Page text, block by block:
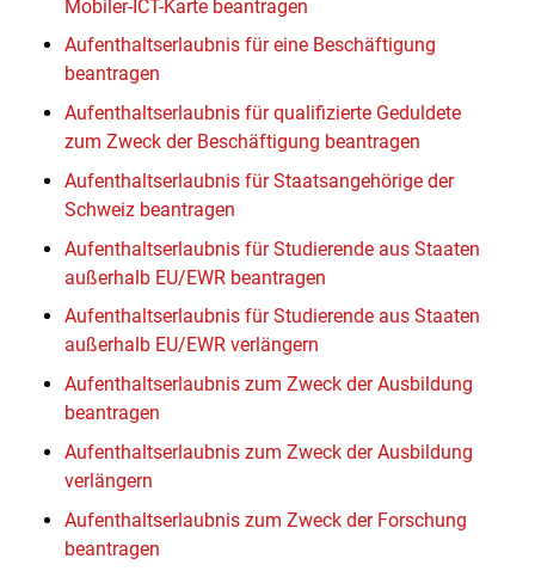
Mobiler-ICT-Karte beantragen
Aufenthaltserlaubnis für eine Beschäftigung
beantragen
Aufenthaltserlaubnis für qualifizierte Geduldete
zum Zweck der Beschäftigung beantragen
Aufenthaltserlaubnis für Staatsangehörige der
Schweiz beantragen
Aufenthaltserlaubnis für Studierende aus Staaten
außerhalb EU/EWR beantragen
Aufenthaltserlaubnis für Studierende aus Staaten
außerhalb EU/EWR verlängern
Aufenthaltserlaubnis zum Zweck der Ausbildung
beantragen
Aufenthaltserlaubnis zum Zweck der Ausbildung
verlängern
Aufenthaltserlaubnis zum Zweck der Forschung
beantragen